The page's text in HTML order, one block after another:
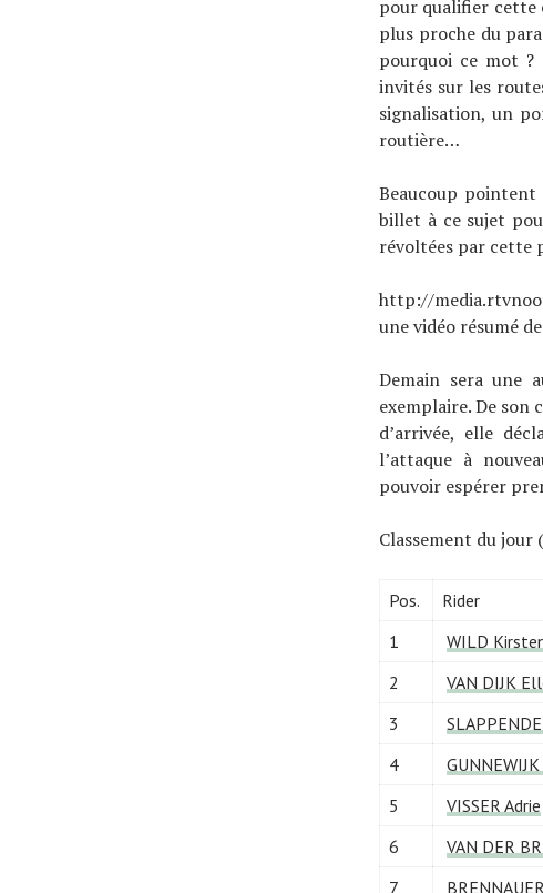
pour qualifier
plus proche du
pourquoi ce mot
invités sur les
signalisation, un
routière…
Beaucoup pointent
billet à ce sujet
révoltées par cette
http://
une vidéo résumé
Demain sera une
exemplaire. De
d’arrivée, elle
l’attaque à
pouvoir espérer
Classement du jour
Pos. Rider
1
WILD
2
VAN DIJK
3
4
5
VISSER Adrie
6
VAN DER
7